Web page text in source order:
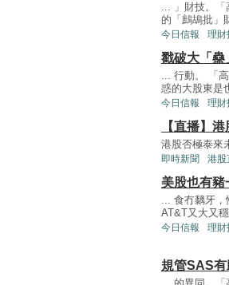
... 」財技。「
的「鷓鴣批」
今日信報 理財
戳破大「蠱
... 行動。 「高
惑的大股東是
今日信報 理財
【直播】
港股否極泰來
即時新聞 港股
美股也有豬
... 食冇黐牙，
AT&T又大又
今日信報 理財
規管SAS